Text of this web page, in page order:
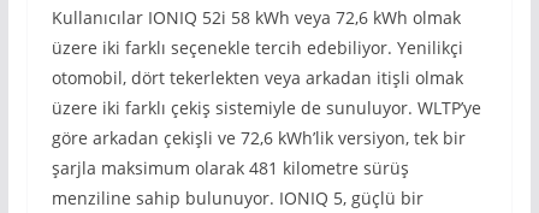
Kullanıcılar IONIQ 52i 58 kWh veya 72,6 kWh olmak
üzere iki farklı seçenekle tercih edebiliyor. Yenilikçi
otomobil, dört tekerlekten veya arkadan itişli olmak
üzere iki farklı çekiş sistemiyle de sunuluyor. WLTP’ye
göre arkadan çekişli ve 72,6 kWh’lik versiyon, tek bir
şarjla maksimum olarak 481 kilometre sürüş
menziline sahip bulunuyor. IONIQ 5, güçlü bir